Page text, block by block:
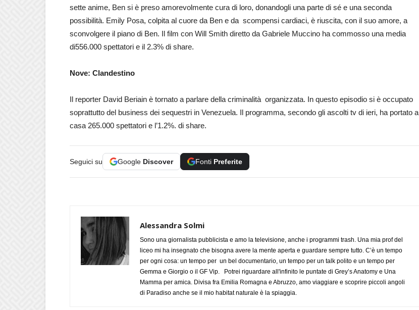
sette anime, Ben si è preso amorevolmente cura di loro, donandogli una parte di sé e una seconda
possibilità. Emily Posa, colpita al cuore da Ben e da scompensi cardiaci, è riuscita, con il suo amore, a
sconvolgere il piano di Ben. Il film con Will Smith diretto da Gabriele Muccino ha commosso una media
di556.000 spettatori e il 2.3% di share.
Nove: Clandestino
Il reporter David Beriain è tornato a parlare della criminalità organizzata. In questo episodio si è occupato
soprattutto del business dei sequestri in Venezuela. Il programma, secondo gli ascolti tv di ieri, ha portato a
casa 265.000 spettatori e l’1.2%. di share.
Seguici su Google Discover Fonti Preferite
Alessandra Solmi
Sono una giornalista pubblicista e amo la televisione, anche i programmi trash. Una mia prof del
liceo mi ha insegnato che bisogna avere la mente aperta e guardare sempre tutto. C’è un tempo
per ogni cosa: un tempo per un bel documentario, un tempo per un talk polito e un tempo per
Gemma e Giorgio o il GF Vip. Potrei riguardare all'infinito le puntate di Grey’s Anatomy e Una
Mamma per amica. Divisa fra Emilia Romagna e Abruzzo, amo viaggiare e scoprire piccoli angoli
di Paradiso anche se il mio habitat naturale è la spiaggia.